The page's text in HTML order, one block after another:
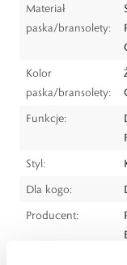
Materiał
paska/bransolety:
Kolor
paska/bransolety:
Funkcje:
Styl:
Dla kogo:
Producent: